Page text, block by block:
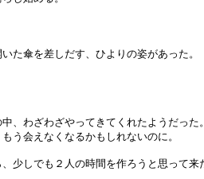
た傘を差しだす、ひよりの姿があった。
、わざわざやってきてくれたようだった。
う会えなくなるかもしれないのに。
少しでも２人の時間を作ろうと思って来